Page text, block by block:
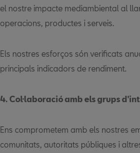
el nostre impacte mediambiental al
operacions, productes i serveis.
Els nostres esforços són verificats
principals indicadors de rendiment.
4. Col·laboració amb els grups
Ens comprometem amb els nostres
comunitats, autoritats públiques i